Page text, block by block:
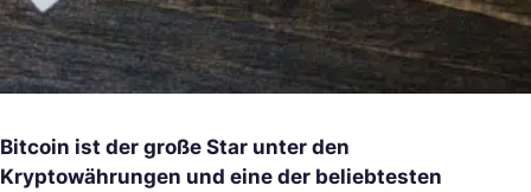
Bitcoin ist der große Star unter den
Kryptowährungen und eine der beliebtesten